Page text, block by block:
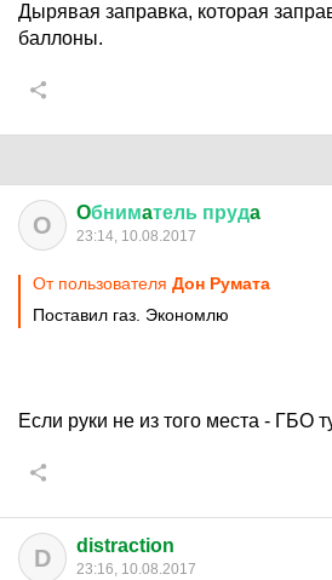
Дырявая заправка, которая
баллоны.
O Oбнимaтель прудa
23:14, 10.08.2017
От пользователя Дон Руматa
Поставил газ. Экономлю
Если руки не из того места - ГБО
D distraction
23:16, 10.08.2017